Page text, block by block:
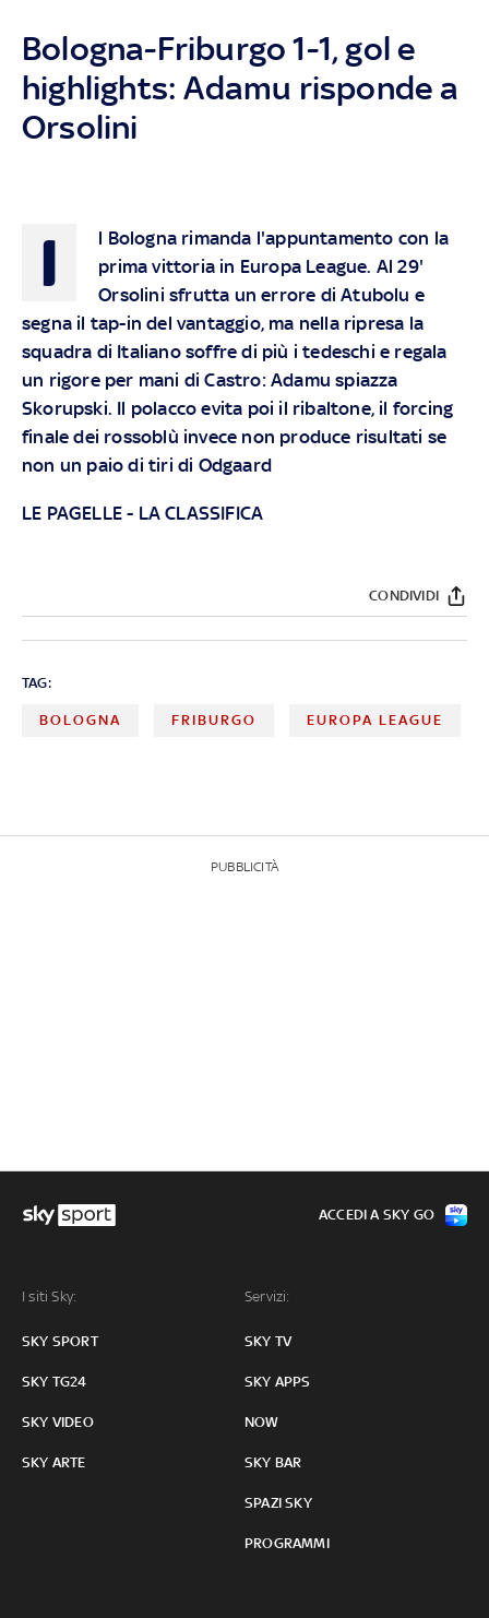
Bologna-Friburgo 1-1, gol e
highlights: Adamu risponde a
Orsolini
I
l Bologna rimanda l'appuntamento con la
prima vittoria in Europa League. Al 29'
Orsolini sfrutta un errore di Atubolu e
segna il tap-in del vantaggio, ma nella ripresa la
squadra di Italiano soffre di più i tedeschi e regala
un rigore per mani di Castro: Adamu spiazza
Skorupski. Il polacco evita poi il ribaltone, il forcing
finale dei rossoblù invece non produce risultati se
non un paio di tiri di Odgaard
LE PAGELLE - LA CLASSIFICA
CONDIVIDI
TAG:
BOLOGNA FRIBURGO EUROPA LEAGUE
PUBBLICITÀ
I siti Sky:
SKY SPORT
SKY TG24
SKY VIDEO
SKY ARTE
Servizi:
SKY TV
SKY APPS
NOW
SKY BAR
SPAZI SKY
PROGRAMMI
ACCEDI A SKY GO